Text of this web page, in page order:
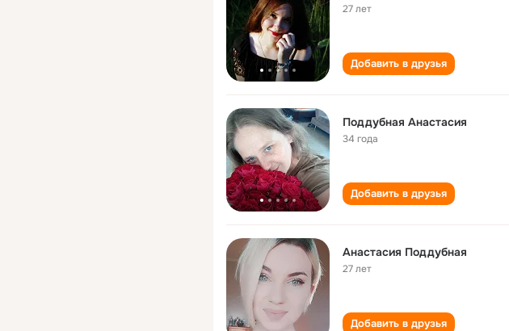
27 лет
Добавить в друзья
Поддубная Анастасия
34 года
Добавить в друзья
Анастасия Поддубная
27 лет
Добавить в друзья